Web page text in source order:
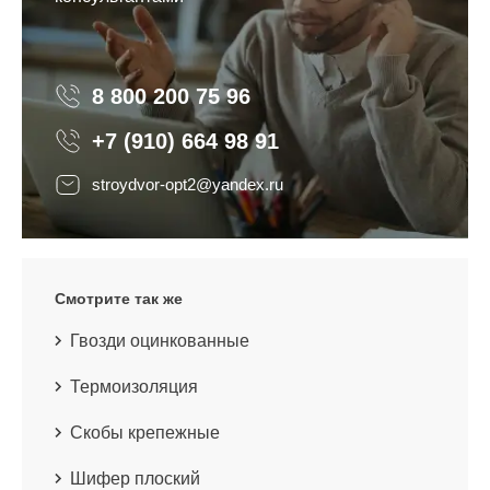
8 800 200 75 96 8 800 200 75 96
+7 (910) 664 98 91
stroydvor-opt2@yandex.ru
Смотрите так же
Гвозди оцинкованные
Термоизоляция
Скобы крепежные
Шифер плоский